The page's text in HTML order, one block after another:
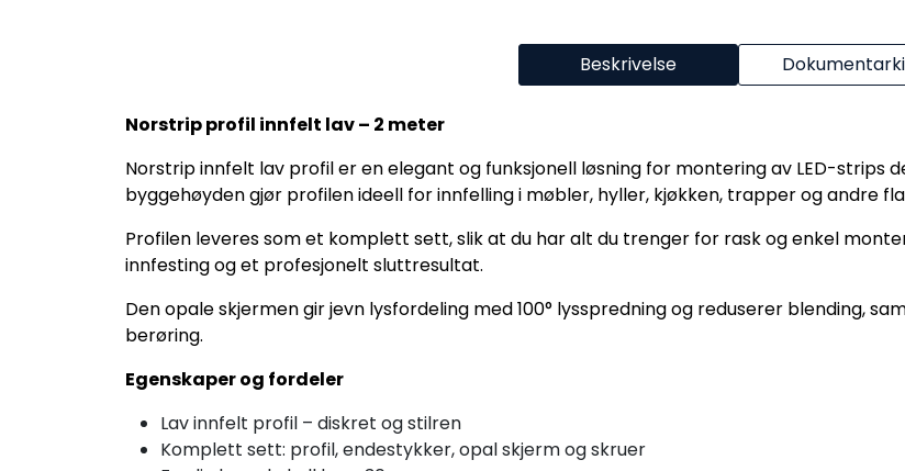
Beskrivelse
Norstrip profil innfelt lav – 2 meter
Norstrip innfelt lav profil er en elegant og funksjonell løsning for montering av LED-strips
byggehøyden gjør profilen ideell for innfelling i møbler, hyller, kjøkken, trapper og andre
Profilen leveres som et komplett sett, slik at du har alt du trenger for rask og enkel
innfesting og et profesjonelt sluttresultat.
Den opale skjermen gir jevn lysfordeling med 100° lysspredning og reduserer blending,
berøring.
Egenskaper og fordeler
Lav innfelt profil – diskret og stilren
Komplett sett: profil, endestykker, opal skjerm og skruer